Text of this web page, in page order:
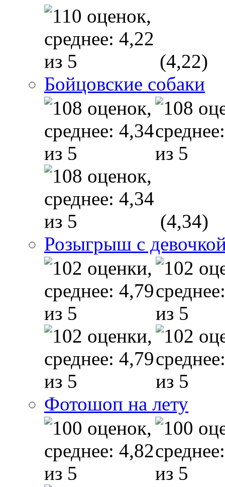
(4,22)
Бойцовские собаки
(4,34)
Розыгрыш с
Фотошоп на лету